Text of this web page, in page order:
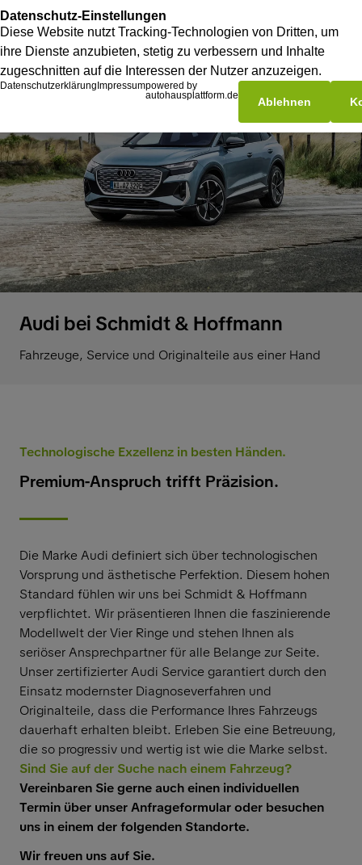
Audi bei Schmidt & Hoffmann
Fahrzeuge, Service und Originalteile aus einer Hand
Technologische Exzellenz in besten Händen.
Premium-Anspruch trifft Präzision.
Die Marke Audi definiert sich über technologischen
Vorsprung und ästhetische Perfektion. Diesem hohen
Standard fühlen wir uns bei Schmidt & Hoffmann
verpflichtet. Wir präsentieren Ihnen die faszinierende
Modellwelt der Vier Ringe und stehen Ihnen als
seriöser Ansprechpartner für alle Belange zur Seite.
Unser zertifizierter Audi Service garantiert durch den
Einsatz modernster Diagnoseverfahren und
Originalteile, dass die Performance Ihres Fahrzeugs
dauerhaft erhalten bleibt. Erleben Sie eine Betreuung,
die so progressiv und wertig ist wie die Marke selbst.
Sind Sie auf der Suche nach einem Fahrzeug?
Vereinbaren Sie gerne auch einen individuellen
Termin über unser Anfrageformular oder besuchen
uns in einem der folgenden Standorte.
Wir freuen uns auf Sie.